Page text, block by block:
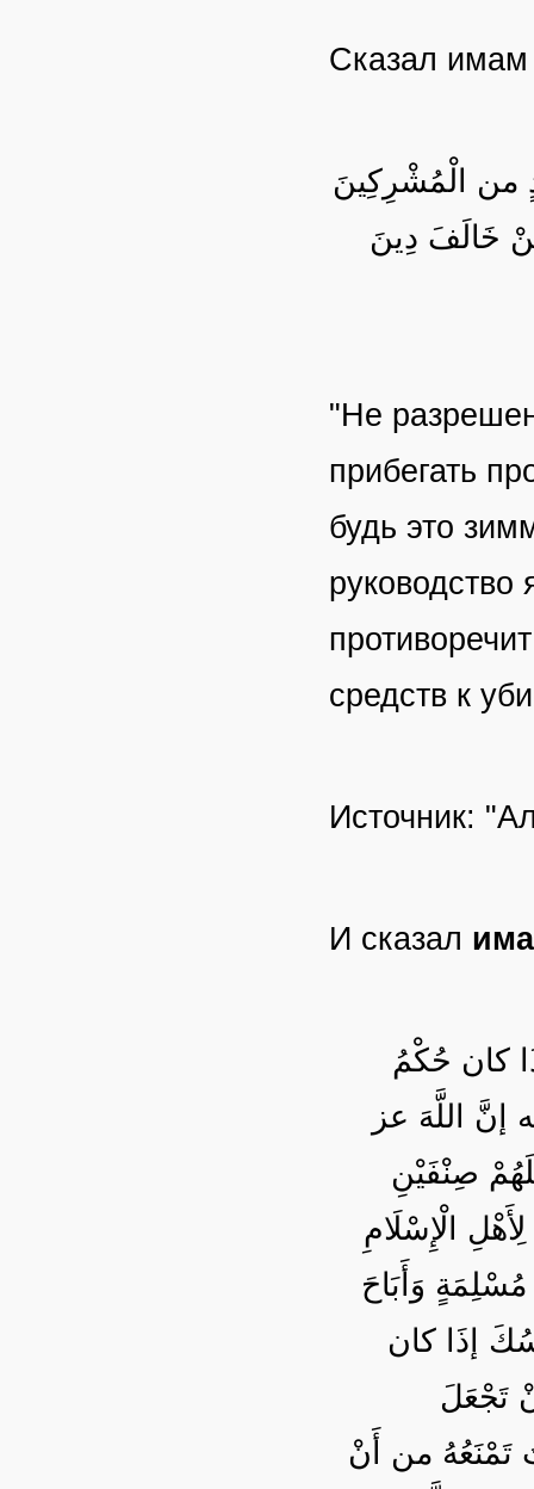
Сказал
من الْمُشْرِكِينَ
خَالَفَ دِينَ
"Не
прибегать
будь это
средств к
Источник:
И сказал
كان حُكْمُ
اللَّهَ عز
صِنْفَيْنِ
الْإِسْلَامِ
مُسْلِمَةٍ وَأَبَاحَ
إذَا كان
تَجْعَلَ
تَمْنَعُهُ من أَنْ